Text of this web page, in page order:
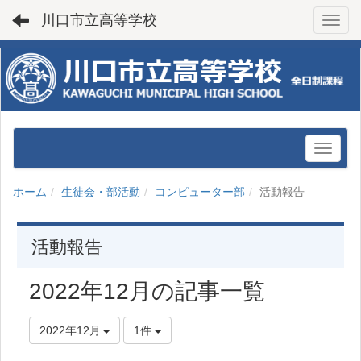
川口市立高等学校
ホーム 生徒会・部活動 コンピューター部 活動報告
活動報告
2022年12月の記事一覧
2022年12月 1件